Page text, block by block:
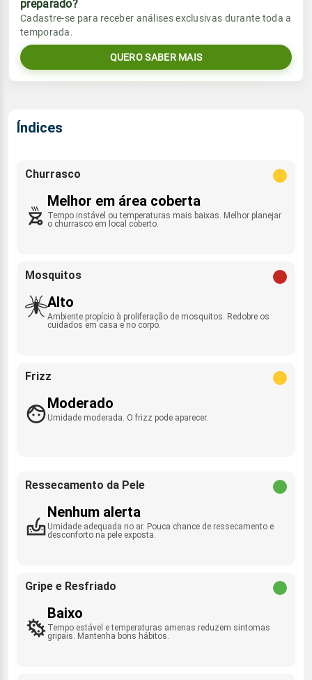
Umidade do ar
76% 98%
Rajada de vento
Sol
06:56h às 18:07h
Lua
Chuva
0.0mm
Umidade do ar
Vento
E - 14km/h
Rajada de vento
Sol
preparado?
Cadastre-se para receber análises exclusivas durante toda a
temporada.
QUERO SABER MAIS
Índices
Churrasco
Melhor em área coberta
Tempo instável ou temperaturas mais baixas. Melhor planejar
o churrasco em local coberto.
Mosquitos
Alto
Ambiente propício à proliferação de mosquitos. Redobre os
cuidados em casa e no corpo.
Frizz
Moderado
Umidade moderada. O frizz pode aparecer.
Ressecamento da Pele
Nenhum alerta
Umidade adequada no ar. Pouca chance de ressecamento e
desconforto na pele exposta.
Gripe e Resfriado
Baixo
Tempo estável e temperaturas amenas reduzem sintomas
gripais. Mantenha bons hábitos.